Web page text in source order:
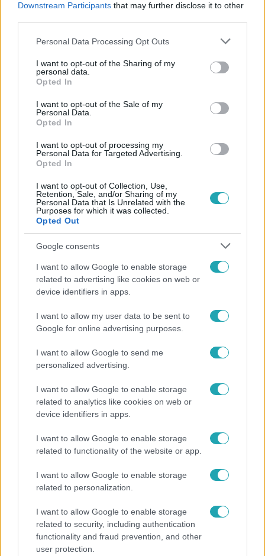
Downstream Participants that may further disclose it to other
Please note that this website/app uses one or more Google
not limited to your visit or usage behaviour. You may click to
grant or deny consent to Google and its third-party tags to
use your data for below specified purposes in below Google
consent section.
Personal Data Processing Opt Outs
I want to opt-out of the Sharing of my
personal data.
Opted In
I want to opt-out of the Sale of my
Personal Data.
Opted In
I want to opt-out of processing my
Personal Data for Targeted Advertising.
Opted In
I want to opt-out of Collection, Use,
Retention, Sale, and/or Sharing of my
Personal Data that Is Unrelated with the
Purposes for which it was collected.
Opted Out
Google consents
I want to allow Google to enable storage
related to advertising like cookies on web or
device identifiers in apps.
I want to allow my user data to be sent to
Google for online advertising purposes.
I want to allow Google to send me
personalized advertising.
I want to allow Google to enable storage
related to analytics like cookies on web or
device identifiers in apps.
I want to allow Google to enable storage
related to functionality of the website or app.
I want to allow Google to enable storage
related to personalization.
I want to allow Google to enable storage
related to security, including authentication
functionality and fraud prevention, and other
user protection.
Népszerű
3:23
Hazaszállították a kórházból Kati nénit, a házuk
21:40
„10 cm Duna-víz Paksnál az olyan, mint egy nyílt
lábszártörésre egy sebtapasz” – állnak a hajók